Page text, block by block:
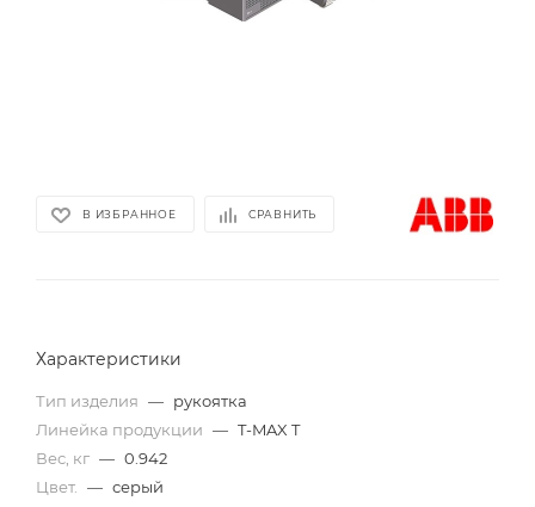
В ИЗБРАННОЕ СРАВНИТЬ
Характеристики
Тип изделия — рукоятка
Линейка продукции — T-MAX T
Вес, кг — 0.942
Цвет.
— серый